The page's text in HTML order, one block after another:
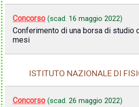
Concorso (scad. 16 maggio 2022)
Conferimento di una borsa di studio
mesi
ISTITUTO NAZIONALE DI
Concorso (scad. 26 maggio 2022)